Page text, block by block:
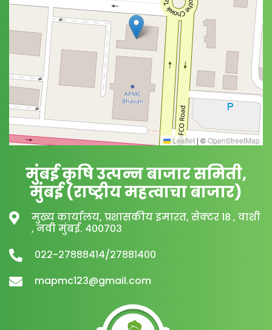
Leaflet | ©OpenStreetMap
मुंबई कृषि उत्पन्न बाजार समिती,
मुंबई (राष्ट्रीय महत्वाचा बाजार)
मुख्य कार्यालय, प्रशासकीय इमारत, सेक्टर 18 , वाशी
, नवी मुंबई. ४००७०३
०२२-२७८८८४१४/२७८८१४००
mapmc123@gmail.com